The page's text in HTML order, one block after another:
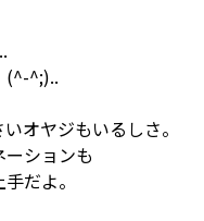
(^-^;)..
オヤジもいるしさ。
ションも
だよ。